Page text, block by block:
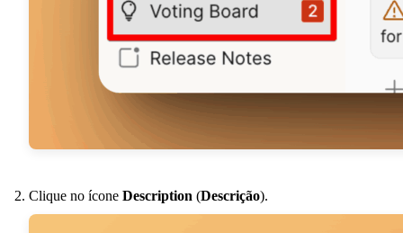
Clique no ícone Description (Descrição).